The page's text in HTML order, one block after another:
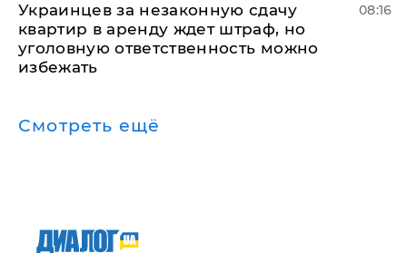
Украинцев за незаконную сдачу
квартир в аренду ждет штраф, но
уголовную ответственность можно
избежать
08:16
Смотреть ещё